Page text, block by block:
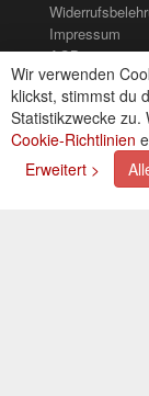
Wir verwenden
klickst, stimmst du
Statistikzwecke
Cookie-Richtlinien
Erweitert >
Impressum
AGB
Kontakt
Cookies